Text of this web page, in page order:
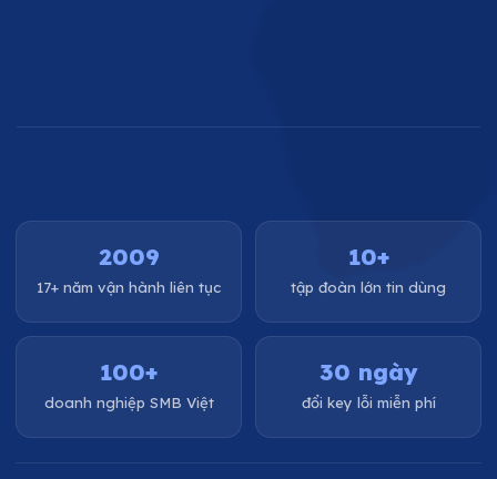
2009
17+ năm vận hành liên tục
10+
tập đoàn lớn tin dùng
100+
doanh nghiệp SMB Việt
30 ngày
đổi key lỗi miễn phí